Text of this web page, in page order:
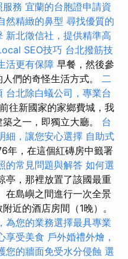
服務 宜蘭的台胞證申請資
然精緻的鼻型 尋找優質的
新北徵信社，提供精準高
SEO技巧 台北撥筋技
活更有保障 早餐，然後參
們的奇怪生活方式。 二
台北除白蟻公司，專業台
往新國家的家鄉費城，我
之一，即獨立大廳。 台
細，讓您安心選擇 自助式
年，在這個紅磚房中籤署
的常見問題與解答 如何選
亭，那裡放置了該國最重
在島嶼之間進行一次全景
近的酒店房間（1晚）。
為您的業務選擇最具專業
享受美食 戶外婚禮外燴，
您的牆面免受水分侵蝕 選